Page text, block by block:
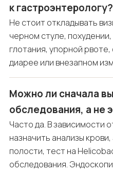
к гастроэнтерологу?
Не стоит откладывать
черном стуле,
глотания, упорной
диарее или внезапном
Можно ли сначала
обследования, а не
Часто да. В зависимости
назначить анализы
полости, тест на
обследования.